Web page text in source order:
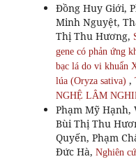
Đồng Huy Giới,
Minh Nguyệt,
Thị Thu Hương,
gene có phản ứng
bạc lá do vi khuẩn
lúa (Oryza sativa) ,
NGHỆ LÂM
Phạm Mỹ Hạnh,
Bùi Thị Thu
Quyến, Phạm
Đức Hà, Nghiên